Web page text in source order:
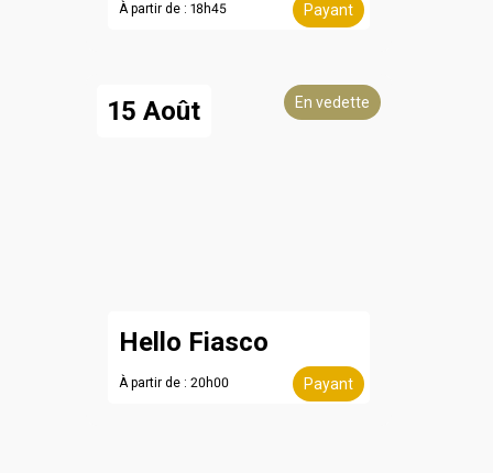
À partir de : 18h45 Payant
15 Août En vedette
Hello Fiasco
À partir de : 20h00 Payant